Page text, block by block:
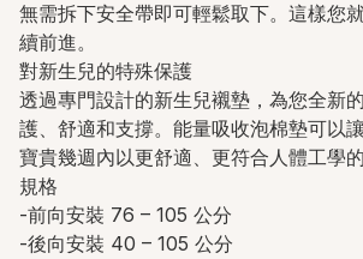
無需拆下安全帶即可輕鬆取下。這樣您
續前進。
對新生兒的特殊保護
透過專門設計的新生兒襯墊，為您全新
護、舒適和支撐。能量吸收泡棉墊可以
寶貴幾週內以更舒適、更符合人體工學的
規格
-前向安裝 76 – 105 公分
-後向安裝 40 – 105 公分